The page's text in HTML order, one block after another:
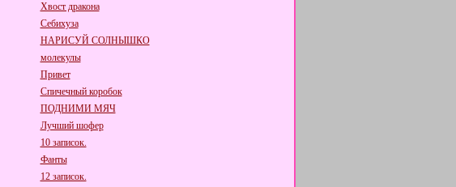
Хвост дракона
Себихуза
НАРИСУЙ СОЛНЫШКО
молекулы
Привет
Спичечный коробок
ПОДНИМИ МЯЧ
Лучший шофер
10 записок.
Фанты
12 записок.